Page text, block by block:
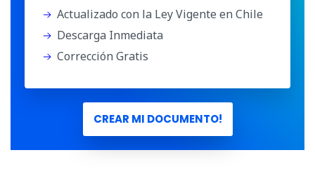
Actualizado con la Ley Vigente en Chile
Descarga Inmediata
Corrección Gratis
CREAR MI DOCUMENTO!